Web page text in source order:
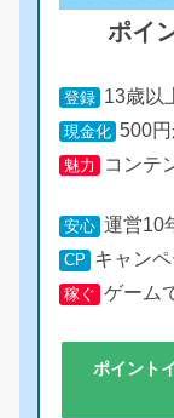
ポイ
登録 13歳以
現金化 500
魅力 コンテ
安心 運営10
CP キャン
稼ぐ ゲーム
ポイント